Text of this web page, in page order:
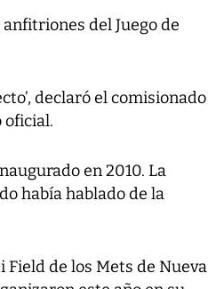
del Juego de
declaró el comisionado
oficial.
en 2010. La
había hablado de la
Field de los Mets de Nueva